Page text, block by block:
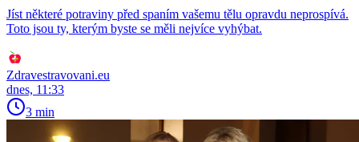
Jíst některé potraviny před spaním vašemu tělu opravdu neprospívá.
Toto jsou ty, kterým byste se měli nejvíce vyhýbat.
Zdravestravovani.eu
dnes, 11:33
3 min